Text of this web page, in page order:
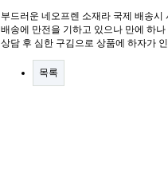
부드러운 네오프렌 소재라 국제 배송
배송에 만전을 기하고 있으나 만에 하
상담 후 심한 구김으로 상품에 하자가
목록